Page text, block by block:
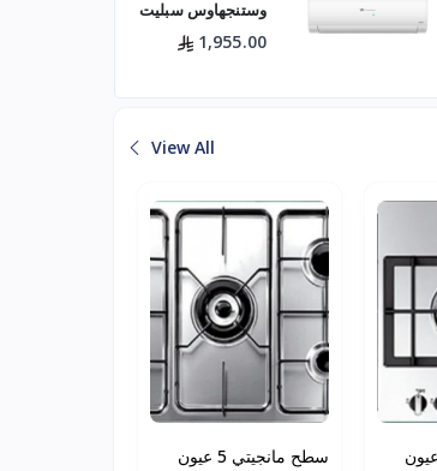
وستنجهاوس سبليت
24 بارد — 21400
وحدة موديل
لتبريد فعال للم
1,955.00
View All
سطح مانجيتي 5 عيون
سطح مانجيتي 5 عيون